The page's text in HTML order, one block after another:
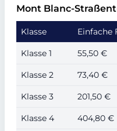
Mont Blanc-
Klasse Einfache
Klasse 1 55,50 €
Klasse 2 73,40 €
Klasse 3 201,50 €
Klasse 4 404,80 €